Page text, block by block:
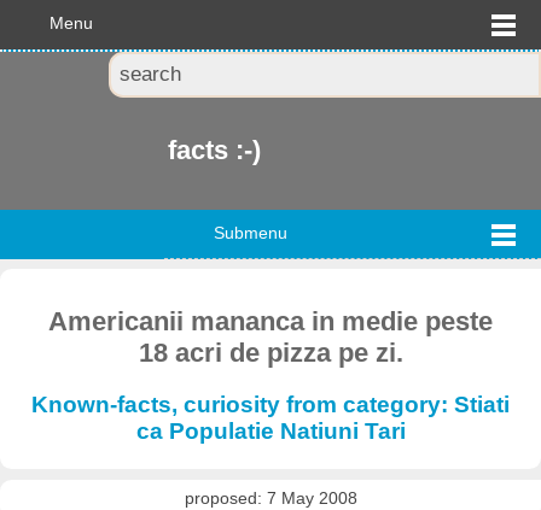
Menu
facts :-)
Submenu
Americanii mananca in medie peste
18 acri de pizza pe zi.
Known-facts, curiosity from category: Stiati
ca Populatie Natiuni Tari
proposed: 7 May 2008